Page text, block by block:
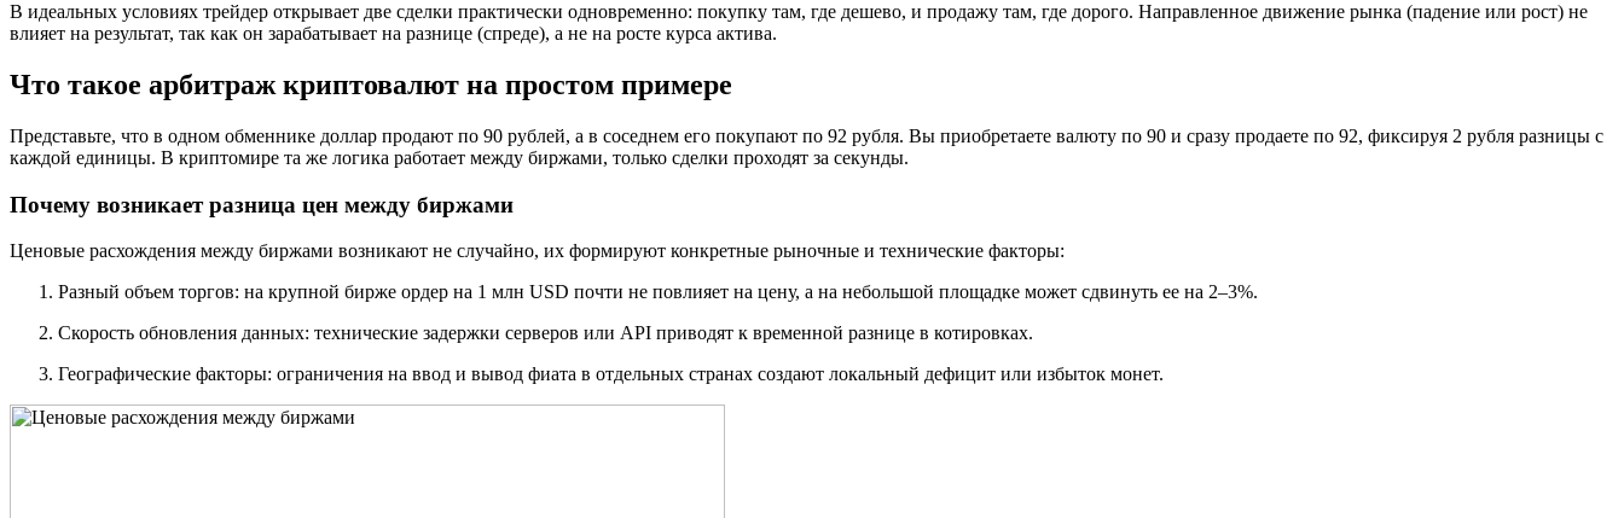
В идеальных условиях трейдер открывает две сделки практически одновременно: покупку там, где дешево, и продажу там, где дорого. Направленное движение рынка (падение или рост) не
влияет на результат, так как он зарабатывает на разнице (спреде), а не на росте курса актива.
Что такое арбитраж криптовалют на простом примере
Представьте, что в одном обменнике доллар продают по 90 рублей, а в соседнем его покупают по 92 рубля. Вы приобретаете валюту по 90 и сразу продаете по 92, фиксируя 2 рубля разницы с
каждой единицы. В криптомире та же логика работает между биржами, только сделки проходят за секунды.
Почему возникает разница цен между биржами
Ценовые расхождения между биржами возникают не случайно, их формируют конкретные рыночные и технические факторы:
Разный объем торгов: на крупной бирже ордер на 1 млн USD почти не повлияет на цену, а на небольшой площадке может сдвинуть ее на 2–3%.
Скорость обновления данных: технические задержки серверов или API приводят к временной разнице в котировках.
Географические факторы: ограничения на ввод и вывод фиата в отдельных странах создают локальный дефицит или избыток монет.